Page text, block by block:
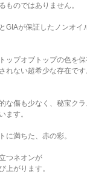
ものではありません。
GIAが保証したノンオイ
ップオブトップの色を保
れない超希少な存在です
な傷も少なく、秘宝ク
ます。
に満ちた、赤の彩。
つネオンが
上がります。